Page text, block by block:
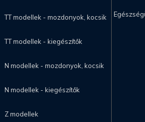
TT modellek - mozdonyok, kocsik
TT modellek - kiegészítők
N modellek - mozdonyok, kocsik
N modellek - kiegészítők
Z modellek